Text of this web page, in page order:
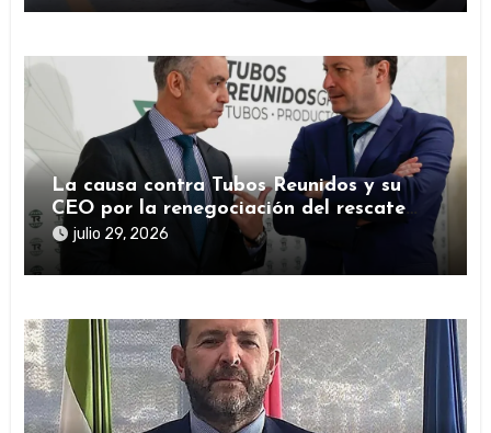
La causa contra Tubos Reunidos y su
CEO por la renegociación del rescate
público durante la pandemia
julio 29, 2026